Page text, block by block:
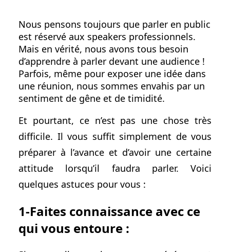
Nous pensons toujours que parler en public
est réservé aux speakers professionnels.
Mais en vérité, nous avons tous besoin
d’apprendre à parler devant une audience !
Parfois, même pour exposer une idée dans
une réunion, nous sommes envahis par un
sentiment de gêne et de timidité.
Et pourtant, ce n’est pas une chose très
difficile. Il vous suffit simplement de vous
préparer à l’avance et d’avoir une certaine
attitude lorsqu’il faudra parler. Voici
quelques astuces pour vous :
1-Faites connaissance avec ce
qui vous entoure :